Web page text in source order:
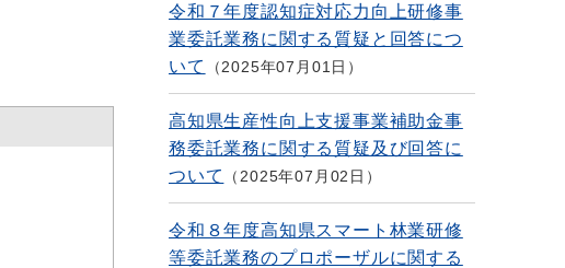
令和７年度認知症対応力向上研修事
業委託業務に関する質疑と回答につ
いて
2025年07月01日
高知県生産性向上支援事業補助金事
務委託業務に関する質疑及び回答に
ついて
2025年07月02日
令和８年度高知県スマート林業研修
等委託業務のプロポーザルに関する